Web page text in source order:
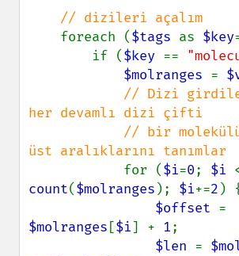
// dizileri açalım
foreach ($tags as $key
        if (
$key ==
$molranges =
// Dizi
her devamlı dizi çifti
üst aralıklarını tanımlar
for ($i=0; $i
count($molranges ); $i+=2 )
$offset
$molranges [$i] + 1;
$len =